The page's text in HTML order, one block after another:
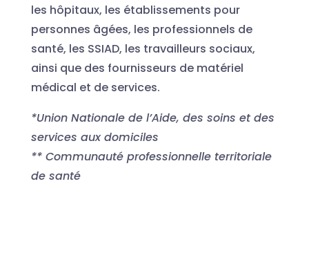
les hôpitaux, les établissements pour
personnes âgées, les professionnels de
santé, les SSIAD, les travailleurs sociaux,
ainsi que des fournisseurs de matériel
médical et de services.
*Union Nationale de l’Aide, des soins et des
services aux domiciles
** Communauté professionnelle territoriale
de santé